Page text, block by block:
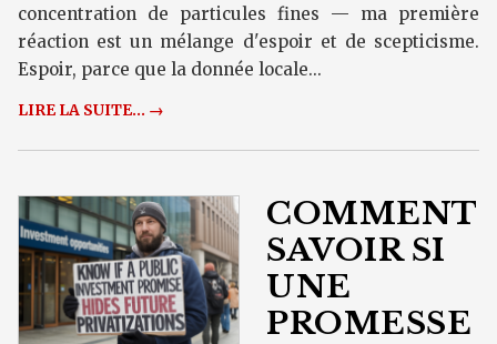
concentration de particules fines — ma première
réaction est un mélange d'espoir et de scepticisme.
Espoir, parce que la donnée locale...
LIRE LA SUITE... →
COMMENT
SAVOIR SI
UNE
PROMESSE